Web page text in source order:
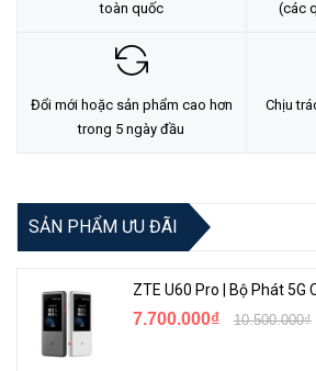
toàn quốc
(các
Đổi mới hoặc sản phẩm cao hơn
trong 5 ngày đầu
Chịu
SẢN PHẨM ƯU ĐÃI
7.700.000₫ 10.500.000₫